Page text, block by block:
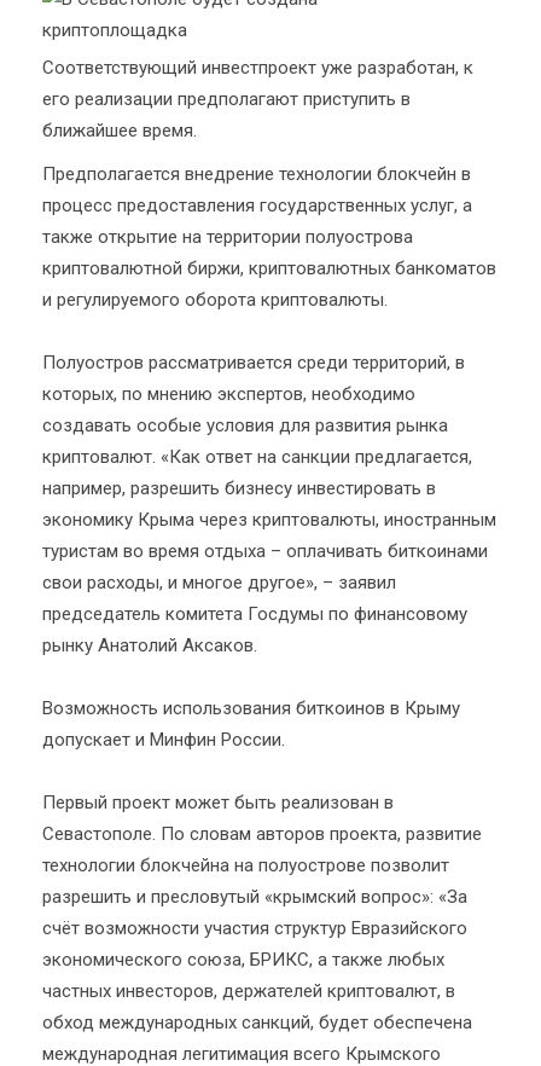
Соответствующий инвестпроект уже разработан, к
его реализации предполагают приступить в
ближайшее время.
Предполагается внедрение технологии блокчейн в
процесс предоставления государственных услуг, а
также открытие на территории полуострова
криптовалютной биржи, криптовалютных банкоматов
и регулируемого оборота криптовалюты.
Полуостров рассматривается среди территорий, в
которых, по мнению экспертов, необходимо
создавать особые условия для развития рынка
криптовалют. «Как ответ на санкции предлагается,
например, разрешить бизнесу инвестировать в
экономику Крыма через криптовалюты, иностранным
туристам во время отдыха – оплачивать биткоинами
свои расходы, и многое другое», – заявил
председатель комитета Госдумы по финансовому
рынку Анатолий Аксаков.
Возможность использования биткоинов в Крыму
допускает и Минфин России.
Первый проект может быть реализован в
Севастополе. По словам авторов проекта, развитие
технологии блокчейна на полуострове позволит
разрешить и пресловутый «крымский вопрос»: «За
счёт возможности участия структур Евразийского
экономического союза, БРИКС, а также любых
частных инвесторов, держателей криптовалют, в
обход международных санкций, будет обеспечена
международная легитимация всего Крымского